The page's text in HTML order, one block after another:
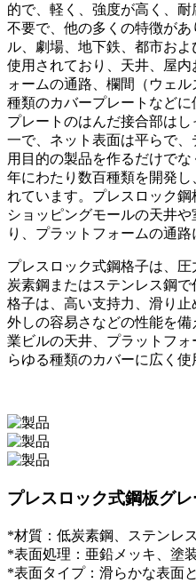
的で、軽く、強度が高く、
不要で、他の多くの特徴が
ル、劇場、地下鉄、都市お
使用されており、天井、屋
ォームの通路、欄間（ウェ
種類のカバープレートなど
プレートのはんだ接合部は
一で、ネット表面は平らで
用目的の製品を作るだけで
年にわたり数百種類を開発し
れています。プレスロック鋼
ショッピングモールの天井
り、プラットフォームの通路
プレスロック式鋼格子は、
炭素鋼またはステンレス鋼
格子は、高い支持力、滑り
外しの容易さなどの性能を
業ビルの天井、プラットフ
らゆる種類のカバーに広く使
プレスロック式鋼板グ
*材質：低炭素鋼、ステンレ
*表面処理：亜鉛メッキ、塗
*表面タイプ：滑らかな表面